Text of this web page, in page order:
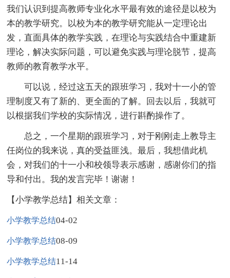
我们认识到提高教师专业化水平最有效的途径是以校为
本的教学研究。以校为本的教学研究能从一定理论出
发，直面具体的教学实践，在理论与实践结合中重建新
理论，解决实际问题，可以避免实践与理论脱节，提高
教师的教育教学水平。
可以说，经过这五天的跟班学习，我对十一小的管
理制度又有了新的、更全面的了解。回去以后，我就可
以根据我们学校的实际情况，进行斟酌操作了。
总之，一个星期的跟班学习，对于刚刚走上教导主
任岗位的我来说，真的受益匪浅。最后，我想借此机
会，对我们的十一小和校领导表示感谢，感谢你们的指
导和付出。我的发言完毕！谢谢！
【小学教学总结】相关文章：
小学教学总结04-02
小学教学总结08-09
小学教学总结11-14